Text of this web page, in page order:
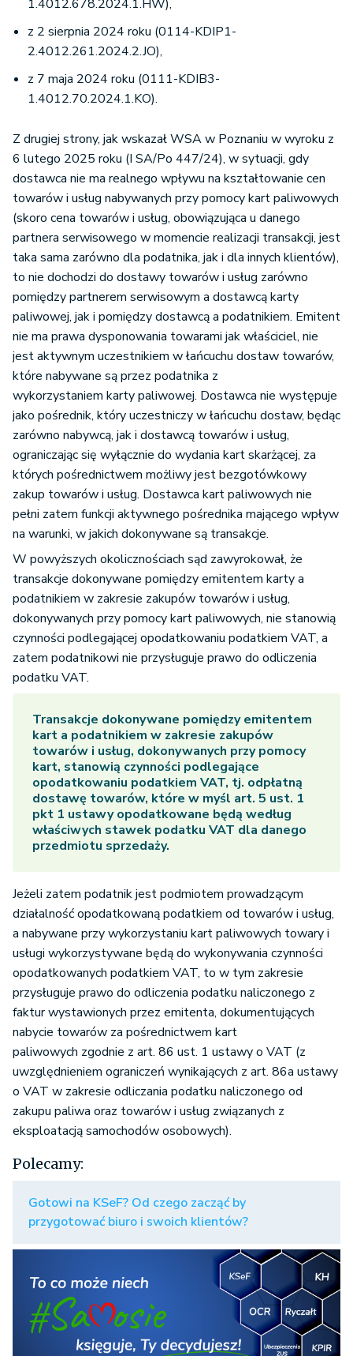
1.4012.678.2024.1.HW),
z 2 sierpnia 2024 roku (0114-KDIP1-
2.4012.261.2024.2.JO),
z 7 maja 2024 roku (0111-KDIB3-
1.4012.70.2024.1.KO).
Z drugiej strony, jak wskazał WSA w Poznaniu w wyroku z
6 lutego 2025 roku (I SA/Po 447/24), w sytuacji, gdy
dostawca nie ma realnego wpływu na kształtowanie cen
towarów i usług nabywanych przy pomocy kart paliwowych
(skoro cena towarów i usług, obowiązująca u danego
partnera serwisowego w momencie realizacji transakcji, jest
taka sama zarówno dla podatnika, jak i dla innych klientów),
to nie dochodzi do dostawy towarów i usług zarówno
pomiędzy partnerem serwisowym a dostawcą karty
paliwowej, jak i pomiędzy dostawcą a podatnikiem. Emitent
nie ma prawa dysponowania towarami jak właściciel, nie
jest aktywnym uczestnikiem w łańcuchu dostaw towarów,
które nabywane są przez podatnika z
wykorzystaniem karty paliwowej. Dostawca nie występuje
jako pośrednik, który uczestniczy w łańcuchu dostaw, będąc
zarówno nabywcą, jak i dostawcą towarów i usług,
ograniczając się wyłącznie do wydania kart skarżącej, za
których pośrednictwem możliwy jest bezgotówkowy
zakup towarów i usług. Dostawca kart paliwowych nie
pełni zatem funkcji aktywnego pośrednika mającego wpływ
na warunki, w jakich dokonywane są transakcje.
W powyższych okolicznościach sąd zawyrokował, że
transakcje dokonywane pomiędzy emitentem karty a
podatnikiem w zakresie zakupów towarów i usług,
dokonywanych przy pomocy kart paliwowych, nie stanowią
czynności podlegającej opodatkowaniu podatkiem VAT, a
zatem podatnikowi nie przysługuje prawo do odliczenia
podatku VAT.
Transakcje dokonywane pomiędzy emitentem
kart a podatnikiem w zakresie zakupów
towarów i usług, dokonywanych przy pomocy
kart, stanowią czynności podlegające
opodatkowaniu podatkiem VAT, tj. odpłatną
dostawę towarów, które w myśl art. 5 ust. 1
pkt 1 ustawy opodatkowane będą według
właściwych stawek podatku VAT dla danego
przedmiotu sprzedaży.
Jeżeli zatem podatnik jest podmiotem prowadzącym
działalność opodatkowaną podatkiem od towarów i usług,
a nabywane przy wykorzystaniu kart paliwowych towary i
usługi wykorzystywane będą do wykonywania czynności
opodatkowanych podatkiem VAT, to w tym zakresie
przysługuje prawo do odliczenia podatku naliczonego z
faktur wystawionych przez emitenta, dokumentujących
nabycie towarów za pośrednictwem kart
paliwowych zgodnie z art. 86 ust. 1 ustawy o VAT (z
uwzględnieniem ograniczeń wynikających z art. 86a ustawy
o VAT w zakresie odliczania podatku naliczonego od
zakupu paliwa oraz towarów i usług związanych z
eksploatacją samochodów osobowych).
Polecamy:
Gotowi na KSeF? Od czego zacząć by
przygotować biuro i swoich klientów?